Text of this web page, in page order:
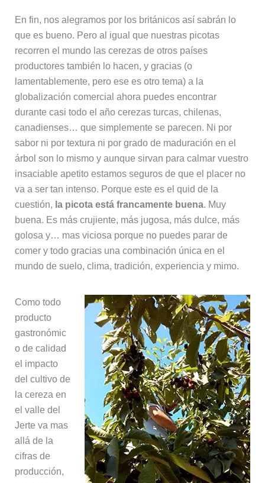
En fin, nos alegramos por los británicos así sabrán lo
que es bueno. Pero al igual que nuestras picotas
recorren el mundo las cerezas de otros países
productores también lo hacen, y gracias (o
lamentablemente, pero ese es otro tema) a la
globalización comercial ahora puedes encontrar
durante casi todo el año cerezas turcas, chilenas,
canadienses… que simplemente se parecen. Ni por
sabor ni por textura ni por grado de maduración en el
árbol son lo mismo y aunque sirvan para calmar vuestro
insaciable apetito estamos seguros de que el placer no
va a ser tan intenso. Porque este es el quid de la
cuestión, la picota está francamente buena. Muy
buena. Es más crujiente, más jugosa, más dulce, más
golosa y… mas viciosa porque no puedes parar de
comer y todo gracias una combinación única en el
mundo de suelo, clima, tradición, experiencia y mimo.
Como todo
producto
gastronómic
o de calidad
el impacto
del cultivo de
la cereza en
el valle del
Jerte va mas
allá de la
cifras de
producción,